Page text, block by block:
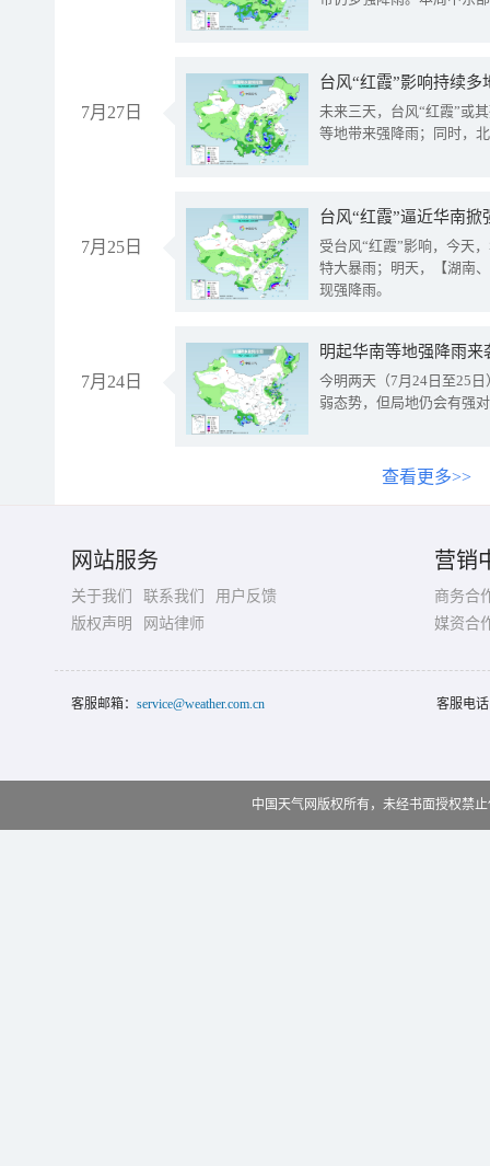
7月27日
台风“红霞”影响持续
未来三天，台风“红霞”或
等地带来强降雨；同时，
7月25日
台风“红霞”逼近华南
受台风“红霞”影响，今天
特大暴雨；明天，【湖南
现强降雨。
7月24日
明起华南等地强降雨
今明两天（7月24日至25
弱态势，但局地仍会有强
查看更多>>
网站服务
关于我们 联系我们
用户反馈
版权声明
网站律师
营销
商务合
媒资合
客服邮箱： service@weather.com.cn 客服电
中国天气网版权所有，未经书面授权